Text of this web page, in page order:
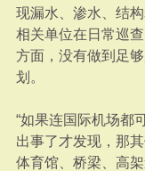
现漏水、渗水、结
相关单位在日常巡
方面，没有做到足
划。
“如果连国际机场都
出事了才发现，那
体育馆、桥梁、高